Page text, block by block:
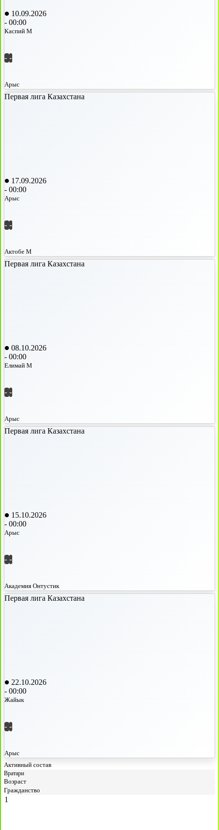
10.09.2026
- 00:00
Каспий М
- -
Арыс
Первая лига Казахстана
17.09.2026
- 00:00
Арыс
- -
Актобе М
Первая лига Казахстана
08.10.2026
- 00:00
Елимай М
- -
Арыс
Первая лига Казахстана
15.10.2026
- 00:00
Арыс
- -
Академия Онтустик
Первая лига Казахстана
22.10.2026
- 00:00
Жайык
- -
Арыс
Активный состав
Вратари
Возраст
Гражданство
1